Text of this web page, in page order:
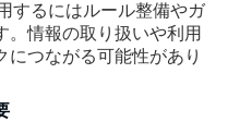
するにはルール整備やガ
。情報の取り扱いや利用
につながる可能性があり